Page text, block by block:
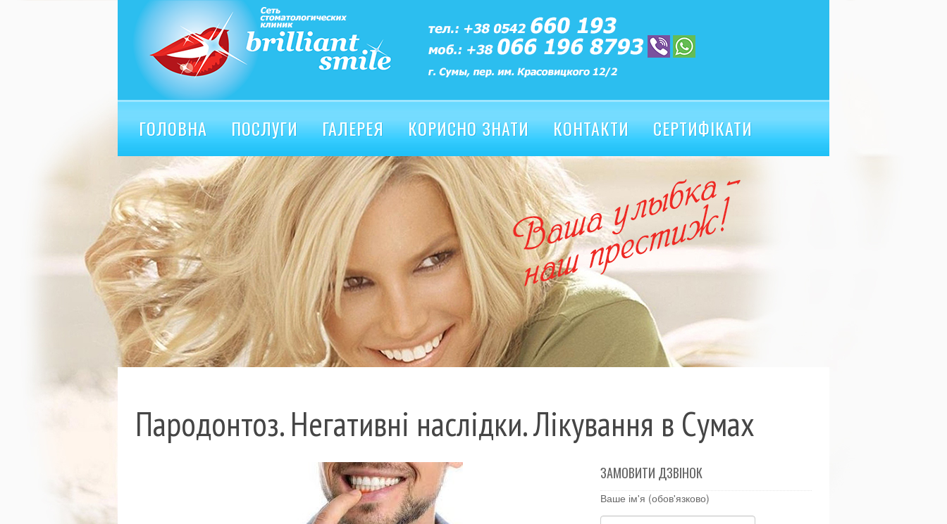
ГОЛОВНА ПОСЛУГИ ГАЛЕРЕЯ КОРИСНО ЗНАТИ КОНТАКТИ
СЕРТИФІКАТИ
ВІДГУКИ
Пародонтоз. Негативні наслідки. Лікування в Сумах
ЗАМОВИТИ ДЗВІНОК
Ваше ім'я (обов'язково)